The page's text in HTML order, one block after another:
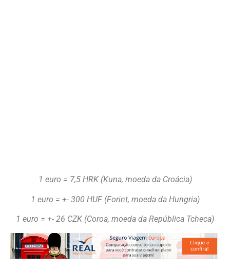
1 euro = 7,5 HRK (Kuna, moeda da Croácia)
1 euro = +- 300 HUF (Forint, moeda da Hungria)
1 euro = +- 26 CZK (Coroa, moeda da República Tcheca)